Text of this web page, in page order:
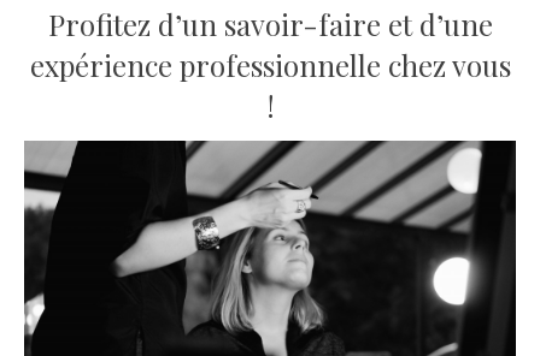
Profitez d’un savoir-faire et d’une
expérience professionnelle chez vous
!